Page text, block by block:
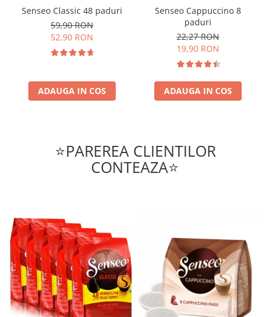
Senseo Classic 48 paduri
59,90 RON
52,90 RON
ADAUGA IN COS
Senseo Cappuccino 8
paduri
22,27 RON
19,90 RON
ADAUGA IN COS
⭐PAREREA CLIENTILOR
CONTEAZA⭐